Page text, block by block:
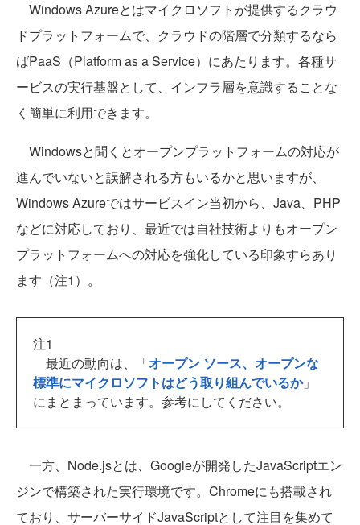
Windows Azureとはマイクロソフトが提供するクラウ
ドプラットフォームで、クラウドの階層で分類するなら
ばPaaS（Platform as a Service）にあたります。各種サ
ービスの実行基盤として、インフラ層を意識することな
く簡単に利用できます。
Windowsと聞くとオープンプラットフォームの対応が
進んでいないと誤解される方もいるかと思いますが、
Windows Azureではサービスイン当初から、Java、PHP
などに対応しており、最近では自社技術よりもオープン
プラットフォームへの対応を強化している印象すらあり
ます（注1）。
注1
最近の動向は、「オープン ソース、オープンな
標準にマイクロソフトはどう取り組んでいるか」
にまとまっています。参考にしてください。
一方、Node.jsとは、Googleが開発したJavaScriptエン
ジンで構築された実行環境です。Chromeにも搭載され
ており、サーバーサイドJavaScriptとして注目を集めて